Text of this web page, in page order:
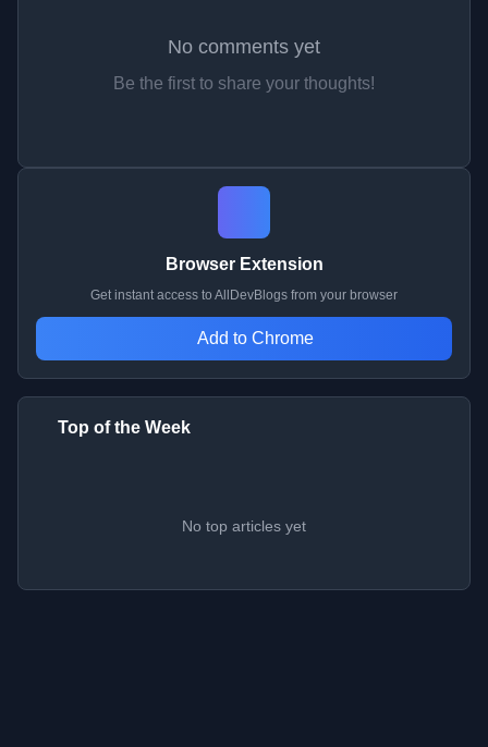
No comments yet
Be the first to share your thoughts!
Browser Extension
Get instant access to AllDevBlogs from your browser
Add to Chrome
Top of the Week
No top articles yet